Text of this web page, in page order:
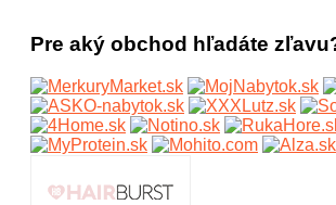
Pre aký obchod hľadáte